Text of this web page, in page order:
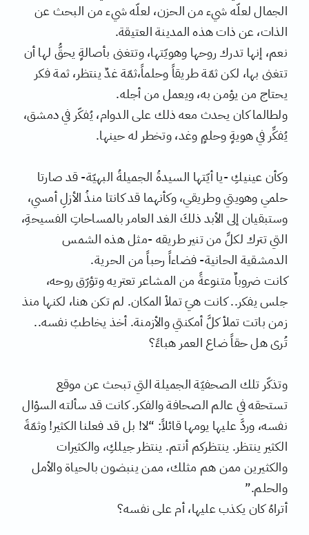
الجمال لعلّه شيء من الحزن، لعلّه شيء من البحث عن
الذات، عن ذات هذه المدينة العتيقة.
نعم، إنها تدرك روحها وهويّتها، وتتغنى بأصالةٍ يحقُّ لها أن
تتغنى بها، لكن ثمّة طريقاً وحلماً،ثمّة غدٌ ينتظر، ثمة فكر
يحتاج من يؤمن به، ويعمل من أجله.
ولطالما كان يحدث معه ذلك على الدوام، يُفكّر في دمشق،
يُفكِّر في هويةٍ وحلمٍ وغد، وتخطر له حينها.
وكأن عينيكِ -يا أيّتها السيدةُ الجميلةُ البهيّة- قد صارتا
حلمي وهويتي وطريقي، وكأنهما قد كانتا منذُ الأزلِ أمسي،
وستبقيان إلى الأبد ذلكَ الغد العامر بالمساحاتِ الفسيحةِ،
التي تترك لكلِّ من تنير طريقه -مثل هذه الشمس
الدمشقية الحانية- فضاءاً رحباً من الحرية.
كانت ضروباٌ متنوعةً من المشاعر تعتريه وتؤرّق روحه،
جلس يفكر.. كانت هيَ تملأ المكان. لم تكن هنا، لكنها منذ
زمن باتت تملأ كلَّ أمكنتي والأزمنة. أخذ يخاطبُ نفسه..
تُرى هل حقاً ضاع العمر هباءً؟
وتذكّر تلك الصحفيّة الجميلة التي تبحث عن موقع
تستحقه في عالم الصحافة والفكر. كانت قد سألته السؤال
نفسه، وردَّ عليها يومها قائلاً: “لا! بل قد فعلنا الكثير! وثمّةَ
الكثير ينتظر. ينتظركم أنتم. ينتظر جيلكِ، والكثيرات
والكثيرين ممن هم مثلك، ممن ينبضون بالحياة والأمل
والحلم.”
أتراهُ كان يكذب عليها، أم على نفسه؟